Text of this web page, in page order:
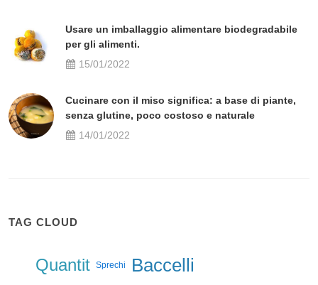
Usare un imballaggio alimentare biodegradabile
per gli alimenti.
15/01/2022
Cucinare con il miso significa: a base di piante,
senza glutine, poco costoso e naturale
14/01/2022
TAG CLOUD
Quantit Sprechi Baccelli